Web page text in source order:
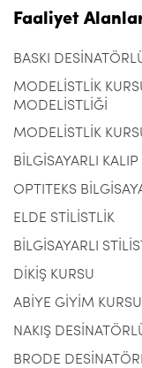
Faaliyet
BASKI
MODELİSTLİK
MODELİSTLİĞİ
MODELİSTLİK
BİLGİSAYARLI KALIP
OPTITEKS
ELDE STİLİSTLİK
BİLGİSAYARLI
DİKİŞ KURSU
ABİYE GİYİM KURSU
NAKIŞ
BRODE